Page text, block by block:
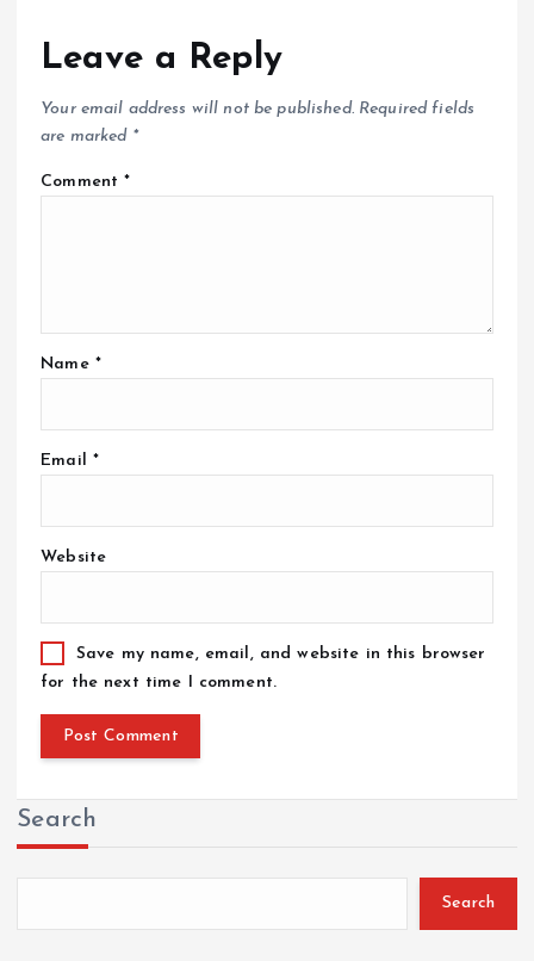
Leave a Reply
Your email address will not be published. Required fields
are marked *
Comment*
Name *
Email *
Website
Save my name, email, and website in this browser
for the next time I comment.
Search
Search